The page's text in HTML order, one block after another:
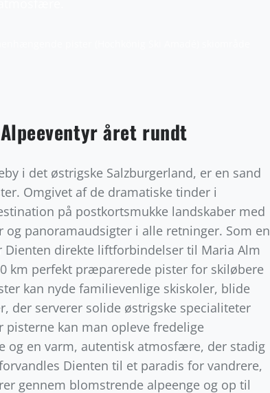
året rundt
i det østrigske Salzburgerland, er en sand
Omgivet af de dramatiske tinder i
på postkortsmukke landskaber med
panoramaudsigter i alle retninger. Som en
direkte liftforbindelser til Maria Alm
km perfekt præparerede pister for skiløbere
kan nyde familievenlige skiskoler, blide
der serverer solide østrigske specialiteter
pisterne kan man opleve fredelige
en varm, autentisk atmosfære, der stadig
Dienten til et paradis for vandrere,
gennem blomstrende alpeenge og op til